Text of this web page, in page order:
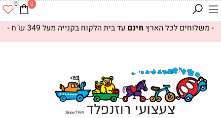
- משלוחים לכל הארץ חינם עד בית הלקוח בקנייה מעל 349 ש"ח -
0 0